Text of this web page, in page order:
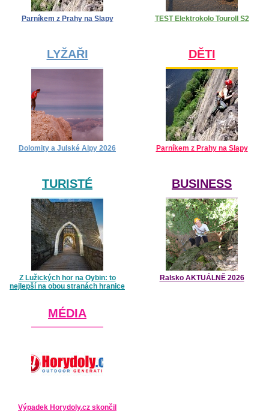
Parníkem z Prahy na Slapy TEST Elektrokolo Touroll S2
LYŽAŘI
Dolomity a Julské Alpy 2026
DĚTI
Parníkem z Prahy na Slapy
TURISTÉ
Z Lužických hor na Oybin: to
nejlepší na obou stranách hranice
BUSINESS
Ralsko AKTUÁLNĚ 2026
MÉDIA
Výpadek Horydoly.cz skončil